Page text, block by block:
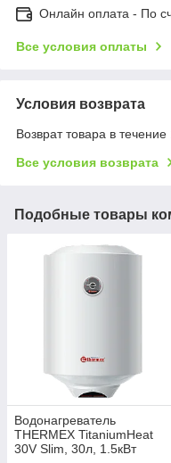
Онлайн оплата - По
Все условия оплаты
Условия возврата
Возврат товара в
Все условия возврата
Подобные товары
Водонагреватель
THERMEX TitaniumHeat
30V Slim, 30л, 1.5кВт